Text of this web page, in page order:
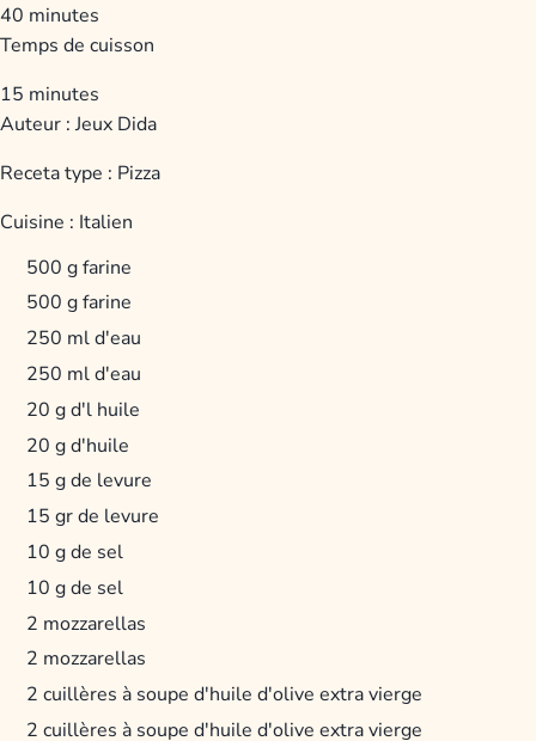
40 minutes
Temps de cuisson
15 minutes
Auteur :Jeux Dida
Receta type : Pizza
Cuisine : Italien
500 g farine
500 g farine
250 ml d'eau
250 ml d'eau
20 g d'l huile
20 g d'huile
15 g de levure
15 gr de levure
10 g de sel
10 g de sel
2 mozzarellas
2 mozzarellas
2 cuillères à soupe d'huile d'olive extra vierge
2 cuillères à soupe d'huile d'olive extra vierge